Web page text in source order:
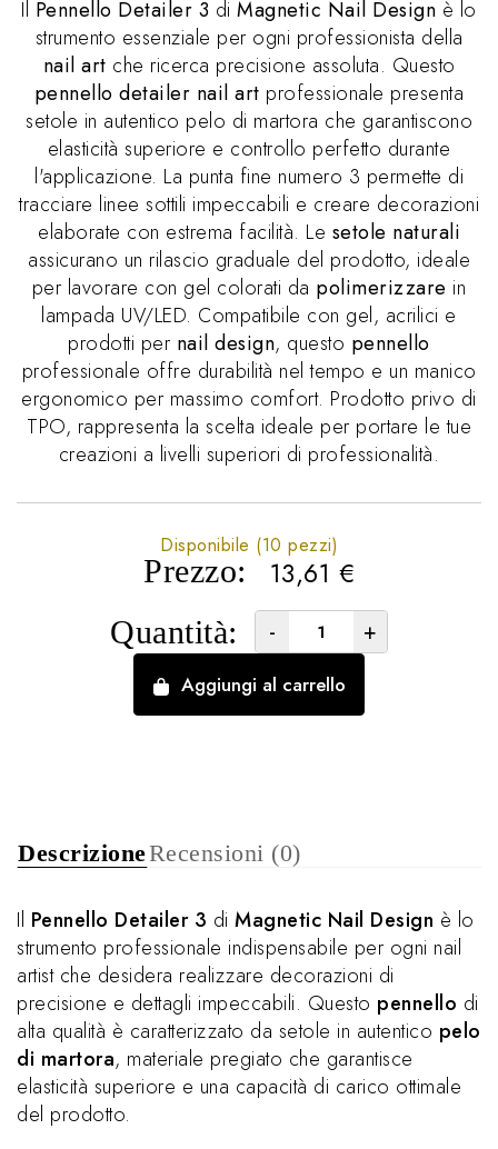
Il Pennello Detailer 3 diMagnetic Nail Design è lo
strumento essenziale per ogni professionista della
nail art che ricerca precisione assoluta. Questo
pennello detailer nail art professionale presenta
setole in autentico pelo di martora che garantiscono
elasticità superiore e controllo perfetto durante
l'applicazione. La punta fine numero 3 permette di
tracciare linee sottili impeccabili e creare decorazioni
elaborate con estrema facilità. Le setole naturali
assicurano un rilascio graduale del prodotto, ideale
per lavorare con gel colorati da polimerizzare in
lampada UV/LED. Compatibile con gel, acrilici e
prodotti per nail design, questo pennello
professionale offre durabilità nel tempo e un manico
ergonomico per massimo comfort. Prodotto privo di
TPO, rappresenta la scelta ideale per portare le tue
creazioni a livelli superiori di professionalità.
Prezzo: 13,61 €
Disponibile (10 pezzi)
Quantità: - +
Aggiungi al carrello
DescrizioneRecensioni (0)
Il Pennello Detailer 3 di Magnetic Nail Design è lo
strumento professionale indispensabile per ogni nail
artist che desidera realizzare decorazioni di
precisione e dettagli impeccabili. Questo pennello di
alta qualità è caratterizzato da setole in autentico pelo
di martora, materiale pregiato che garantisce
elasticità superiore e una capacità di carico ottimale
del prodotto.